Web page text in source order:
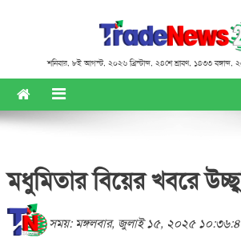
শনিবার, ৮ই আগস্ট, ২০২৬ খ্রিস্টাব্দ, ২৪শে শ্রাবণ, ১৪৩৩ বঙ্গাব্দ,
মধুমিতার বিয়ের খবরে
সময়: মঙ্গলবার, জুলাই ১৫, ২০২৫ ১০:৩৬:৪৪